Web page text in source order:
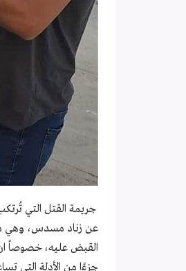
جريمة القتل التي
عن زناد مسدس، وهي من
القبض عليه، خصوصاً ان
جزءًا من الأدلة التي